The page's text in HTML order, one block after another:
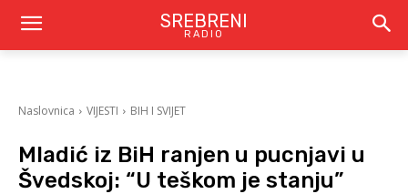
SREBRENI
RADIO
Naslovnica VIJESTI BIH I SVIJET
Mladić iz BiH ranjen u pucnjavi u
Švedskoj: “U teškom je stanju”